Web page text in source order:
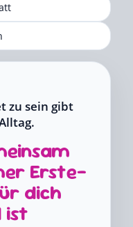
zu sein gibt
Erste-
dich
ist